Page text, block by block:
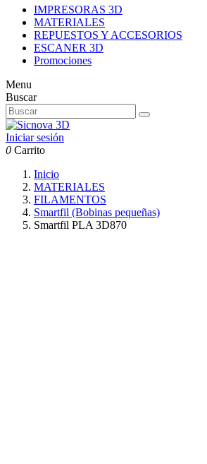
IMPRESORAS 3D
MATERIALES
REPUESTOS Y ACCESORIOS
ESCANER 3D
Promociones
Menu
Buscar
Iniciar sesión
0 Carrito
Inicio
MATERIALES
FILAMENTOS
Smartfil (Bobinas pequeñas)
Smartfil PLA 3D870